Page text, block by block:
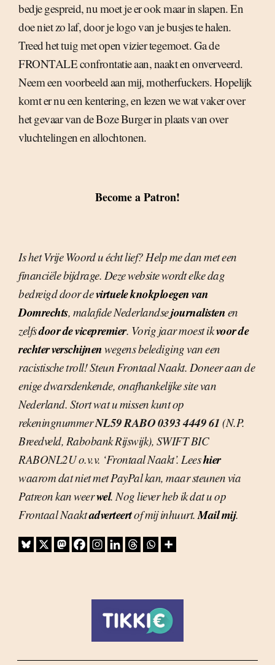
bedje gespreid, nu moet je er ook maar in slapen. En
doe niet zo laf, door je logo van je busjes te halen.
Treed het tuig met open vizier tegemoet. Ga de
FRONTALE confrontatie aan, naakt en onverveerd.
Neem een voorbeeld aan mij, motherfuckers. Hopelijk
komt er nu een kentering, en lezen we wat vaker over
het gevaar van de Boze Burger in plaats van over
vluchtelingen en allochtonen.
Become a Patron!
Is het Vrije Woord u écht lief? Help me dan met een
financiële bijdrage. Deze website wordt elke dag
bedreigd door devirtuele knokploegen van
Domrechts, malafide Nederlandsejournalistenen
zelfsdoor de vicepremier. Vorig jaar moest ikvoor de
rechter verschijnenwegens belediging van een
racistische troll! Steun Frontaal Naakt. Doneer aan de
enige dwarsdenkende, onafhankelijke site van
Nederland. Stort wat u missen kunt op
rekeningnummerNL59 RABO 0393 4449 61 (N.P.
Breedveld, Rabobank Rijswijk), SWIFT BIC
RABONL2U o.v.v. ‘Frontaal Naakt’. Leeshier
waarom dat niet met PayPal kan, maar steunen via
Patreon kan weerwel. Nog liever heb ik dat u op
Frontaal Naaktadverteertof mij inhuurt.Mail mij.